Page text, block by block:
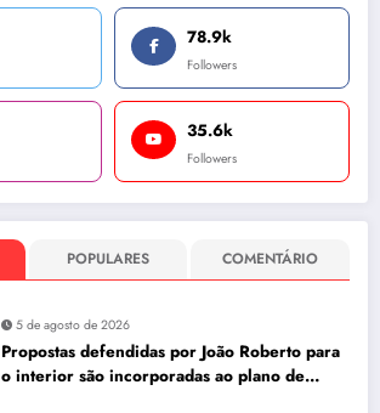
78.9k
Followers
35.6k
Followers
POPULARES COMENTÁRIO
5 de agosto de 2026
Propostas defendidas por João Roberto para
o interior são incorporadas ao plano de